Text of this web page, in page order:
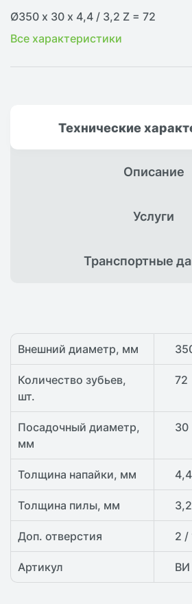
Ø350 х 30 х 4,4 / 3,2 Z = 72
Все характеристики
Технические
Описание
Услуги
Транспортные
Внешний диаметр, мм
Количество зубьев,
шт.
72
Посадочный диаметр,
мм
30
Толщина напайки, мм 4,4
Толщина пилы, мм 3,2
Доп. отверстия 2 /
Артикул ВИ